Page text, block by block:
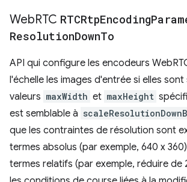
WebRTC RTCRtpEncoding
ResolutionDownTo
API qui configure les encodeurs
l'échelle les images d'entrée si elles
valeurs maxWidth et maxHeight
est semblable à
que les contraintes de résolution sont
termes absolus (par exemple, 640 x
termes relatifs (par exemple, réduire de